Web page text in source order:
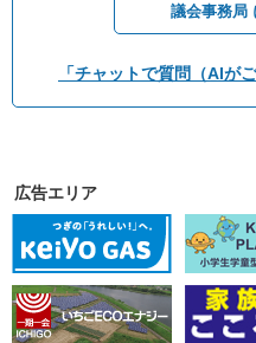
議会事務局
「チャットで質問（AIが
広告エリア